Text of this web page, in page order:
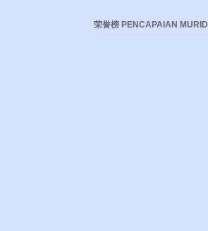
荣誉榜 PENCAPAIAN MURID